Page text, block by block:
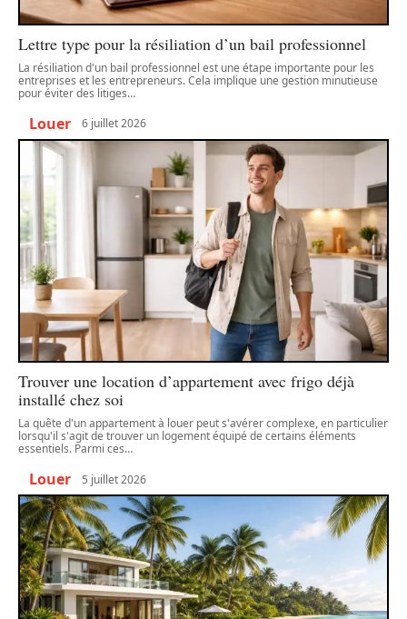
Lettre type pour la résiliation d’un bail professionnel
La résiliation d'un bail professionnel est une étape importante pour les
entreprises et les entrepreneurs. Cela implique une gestion minutieuse
pour éviter des litiges…
Louer 6 juillet 2026
Trouver une location d’appartement avec frigo déjà
installé chez soi
La quête d'un appartement à louer peut s'avérer complexe, en particulier
lorsqu'il s'agit de trouver un logement équipé de certains éléments
essentiels. Parmi ces…
Louer 5 juillet 2026